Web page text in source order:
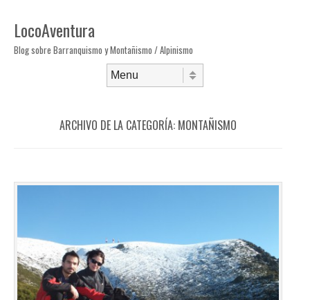
LocoAventura
Blog sobre Barranquismo y Montañismo / Alpinismo
ARCHIVO DE LA CATEGORÍA: MONTAÑISMO